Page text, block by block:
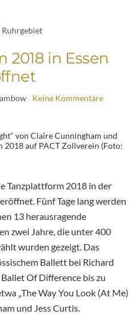
Ruhrgebiet
2018 in Essen
Keine Kommentare
von Claire Cunningham und
2018 auf PACT Zollverein (Foto:
Tanzplattform 2018 in der
Fünf Tage lang werden
13 herausragende
zwei Jahre, die unter 400
wurden gezeigt. Das
Ballett bei Richard
Of Difference bis zu
„The Way You Look (At Me)
und Jess Curtis.